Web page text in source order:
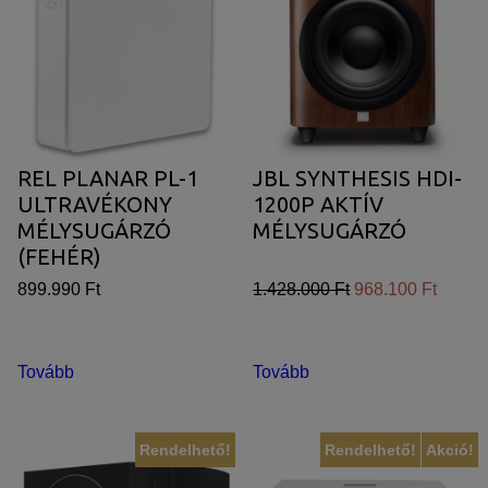
REL PLANAR PL-1
ULTRAVÉKONY
MÉLYSUGÁRZÓ
(FEHÉR)
899.990 Ft
Tovább
JBL SYNTHESIS HDI-
1200P AKTÍV
MÉLYSUGÁRZÓ
1.428.000 Ft 968.100 Ft
Tovább
Rendelhető! Akció!
Rendelhető!